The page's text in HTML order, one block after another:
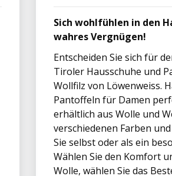
Sich wohlfühlen in den
wahres Vergnügen!
Entscheiden Sie sich für
Tiroler Hausschuhe und
Wollfilz von Löwenweiss.
Pantoffeln für Damen
erhältlich aus Wolle und
verschiedenen Farben
Sie selbst oder als ein
Wählen Sie den Komfort
Wolle, wählen Sie das